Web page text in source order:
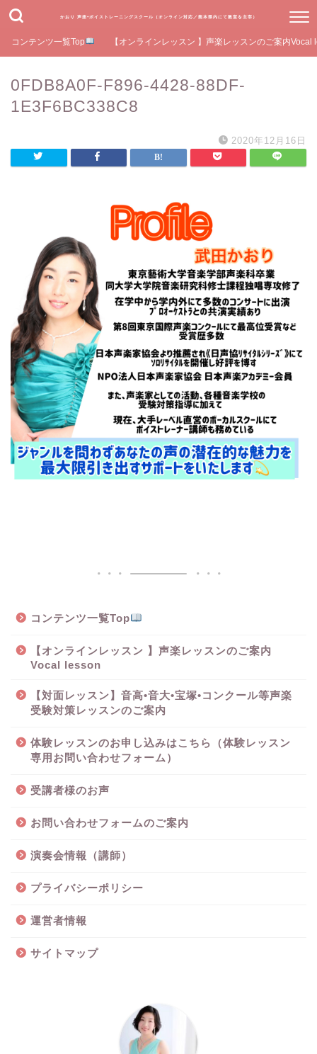
かおり 声楽•ボイストレーニングスクール（オンライン対応／熊本県内にて教室を主宰）
コンテンツ一覧Top 【オンラインレッスン 】声楽レッスンのご案内Vocal
0FDB8A0F-F896-4428-88DF-
1E3F6BC338C8
2020年12月16日
コンテンツ一覧Top
【オンラインレッスン 】声楽レッスンのご案内
Vocal lesson
【対面レッスン】音高•音大•宝塚•コンクール等声楽
受験対策レッスンのご案内
体験レッスンのお申し込みはこちら（体験レッスン
専用お問い合わせフォーム）
受講者様のお声
お問い合わせフォームのご案内
演奏会情報（講師）
プライバシーポリシー
運営者情報
サイトマップ